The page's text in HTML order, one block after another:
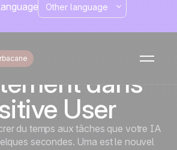
commence ici
assistant
IA, intégré
dans
User
du temps aux tâches que votre IA
secondes. Uma est le nouvel